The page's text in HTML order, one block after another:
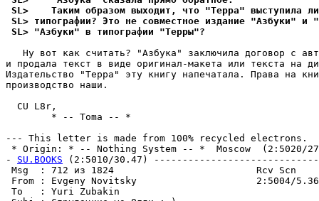
SL>    Таким образом выходит, что "Терра" выступила
SL> типографии? Это не совместное издание "Азбуки" и
SL> "Азбуки" в типографии "Терры"?
Ну вот как считать? "Азбука" заключила договор с
и продала текст в виде оpигинал-макета или текста на
Издательство "Терра" эту книгу напечатала. Права на
производство наши.
  CU L8r,
        * -- Toma -- *
--- This letter is made from 100% recycled electrons.
* Origin: * -- Nothing System -- *  Moscow  (2:5020/
- SU.BOOKS (2:5010/30.47)
Msg  : 712 из 1824
From : Evgeny Novitsky                     2:5004/5.36
To   : Yuri Zubakin